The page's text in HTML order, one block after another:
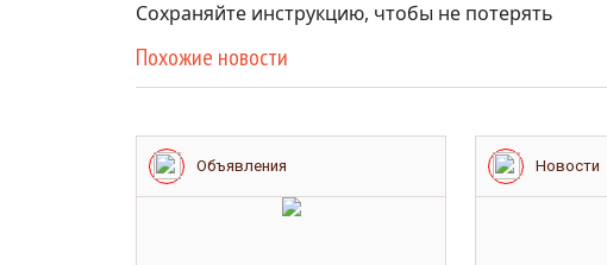
Сохраняйте инструкцию, чтобы не потерять
Похожие новости
Объявления Новости